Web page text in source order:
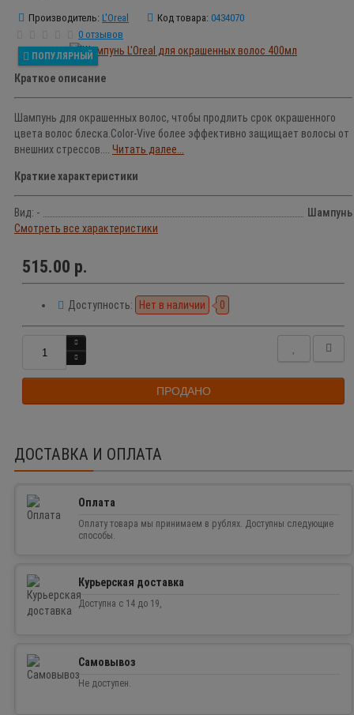
Производитель: L'Oreal Код товара: 0434070
0 отзывов
ПОПУЛЯРНЫЙ
Краткое описание
Шампунь для окрашенных волос, чтобы продлить срок окрашенного
цвета волос блеска.Color-Vive более эффективно защищает волосы от
внешних стрессов.... Читать далее...
Краткие характеристики
Вид: -
Шампунь
Смотреть все характеристики
515.00 р.
Доступность: Нет в наличии 0
ПРОДАНО
ДОСТАВКА И ОПЛАТА
Оплата
Оплату товара мы принимаем в рублях. Доступны следующие
способы.
Курьерская доставка
Доступна с 14 до 19,
Самовывоз
Не доступен.